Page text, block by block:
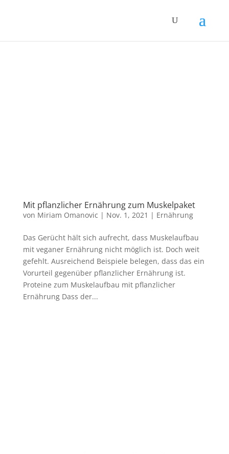
Mit pflanzlicher Ernährung zum Muskelpaket
von Miriam Omanovic | Nov. 1, 2021 | Ernährung
Das Gerücht hält sich aufrecht, dass Muskelaufbau
mit veganer Ernährung nicht möglich ist. Doch weit
gefehlt. Ausreichend Beispiele belegen, dass das ein
Vorurteil gegenüber pflanzlicher Ernährung ist.
Proteine zum Muskelaufbau mit pflanzlicher
Ernährung Dass der...